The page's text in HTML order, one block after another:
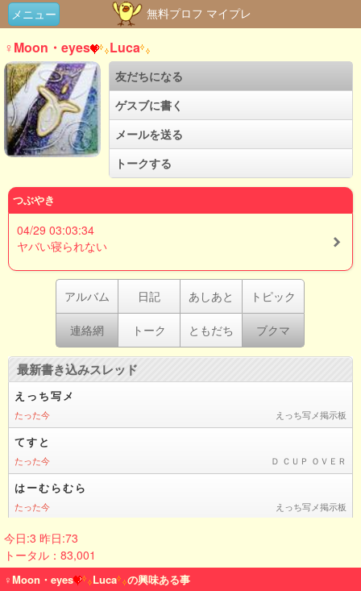
メニュー 無料プロフ マイプレ
♀Moon・eyes Luca
友だちになる
ゲスブに書く
メールを送る
トークする
つぶやき
04/29 03:03:34
ヤバい寝られない
アルバム 日記 あしあと トピック
連絡網 トーク ともだち ブクマ
今日:3 昨日:73
トータル：83,001
♀Moon・eyes Luca の興味ある事